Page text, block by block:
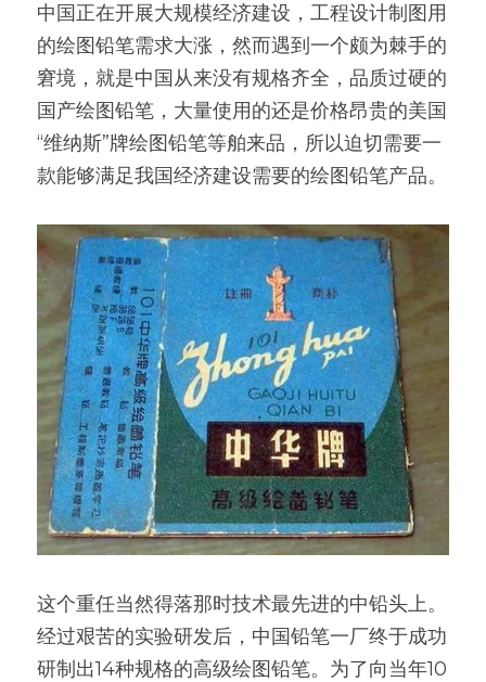
中国正在开展大规模经济建设，工程设计制图用
的绘图铅笔需求大涨，然而遇到一个颇为棘手的
窘境，就是中国从来没有规格齐全，品质过硬的
国产绘图铅笔，大量使用的还是价格昂贵的美国
“维纳斯”牌绘图铅笔等舶来品，所以迫切需要一
款能够满足我国经济建设需要的绘图铅笔产品。
这个重任当然得落那时技术最先进的中铅头上。
经过艰苦的实验研发后，中国铅笔一厂终于成功
研制出14种规格的高级绘图铅笔。为了向当年10